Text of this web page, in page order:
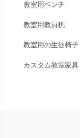
教室用ベンチ
教室用教員机
教室用の生徒椅子
カスタム教室家具